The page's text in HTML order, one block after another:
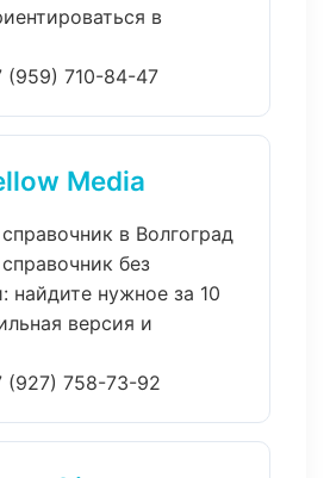
в
(959) 710-84-47
Media
в Волгоград
без
найдите нужное за 10
версия и
(927) 758-73-92